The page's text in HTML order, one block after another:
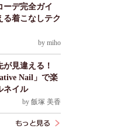
ーデ完全ガイ
る着こなしテク
by miho
見違える！
Nail」で楽
ネイル
by 飯塚 美香